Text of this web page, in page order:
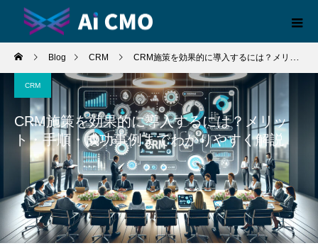
Blog CRM CRM施策を効果的に導入するには？メリット・手順・成功事例までわかりやすく解説
CRM
CRM施策を効果的に導入するには？メリッ
ト・手順・成功事例までわかりやすく解説